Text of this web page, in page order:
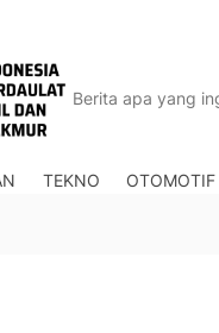
TEKNO OTOMOTIF